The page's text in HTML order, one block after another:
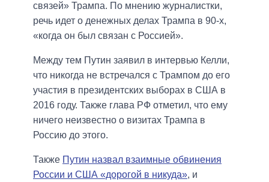
связей» Трампа. По мнению журналистки,
речь идет о денежных делах Трампа в 90-х,
«когда он был связан с Россией».
Между тем Путин заявил в интервью Келли,
что никогда не встречался с Трампом до его
участия в президентских выборах в США в
2016 году. Также глава РФ отметил, что ему
ничего неизвестно о визитах Трампа в
Россию до этого.
Также Путин назвал взаимные обвинения
России и США «дорогой в никуда», и